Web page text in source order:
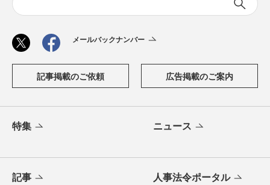
メールバックナンバー
記事掲載のご依頼 広告掲載のご案内
特集 ニュース
記事 人事法令ポータル